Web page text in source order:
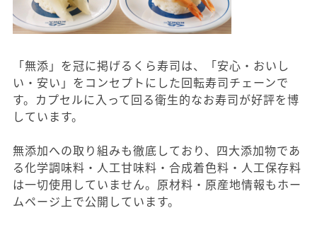
「無添」を冠に掲げるくら寿司は、「安心・おいし
い・安い」をコンセプトにした回転寿司チェーンで
す。カプセルに入って回る衛生的なお寿司が好評を博
しています。
無添加への取り組みも徹底しており、四大添加物であ
る化学調味料・人工甘味料・合成着色料・人工保存料
は一切使用していません。原材料・原産地情報もホー
ムページ上で公開しています。